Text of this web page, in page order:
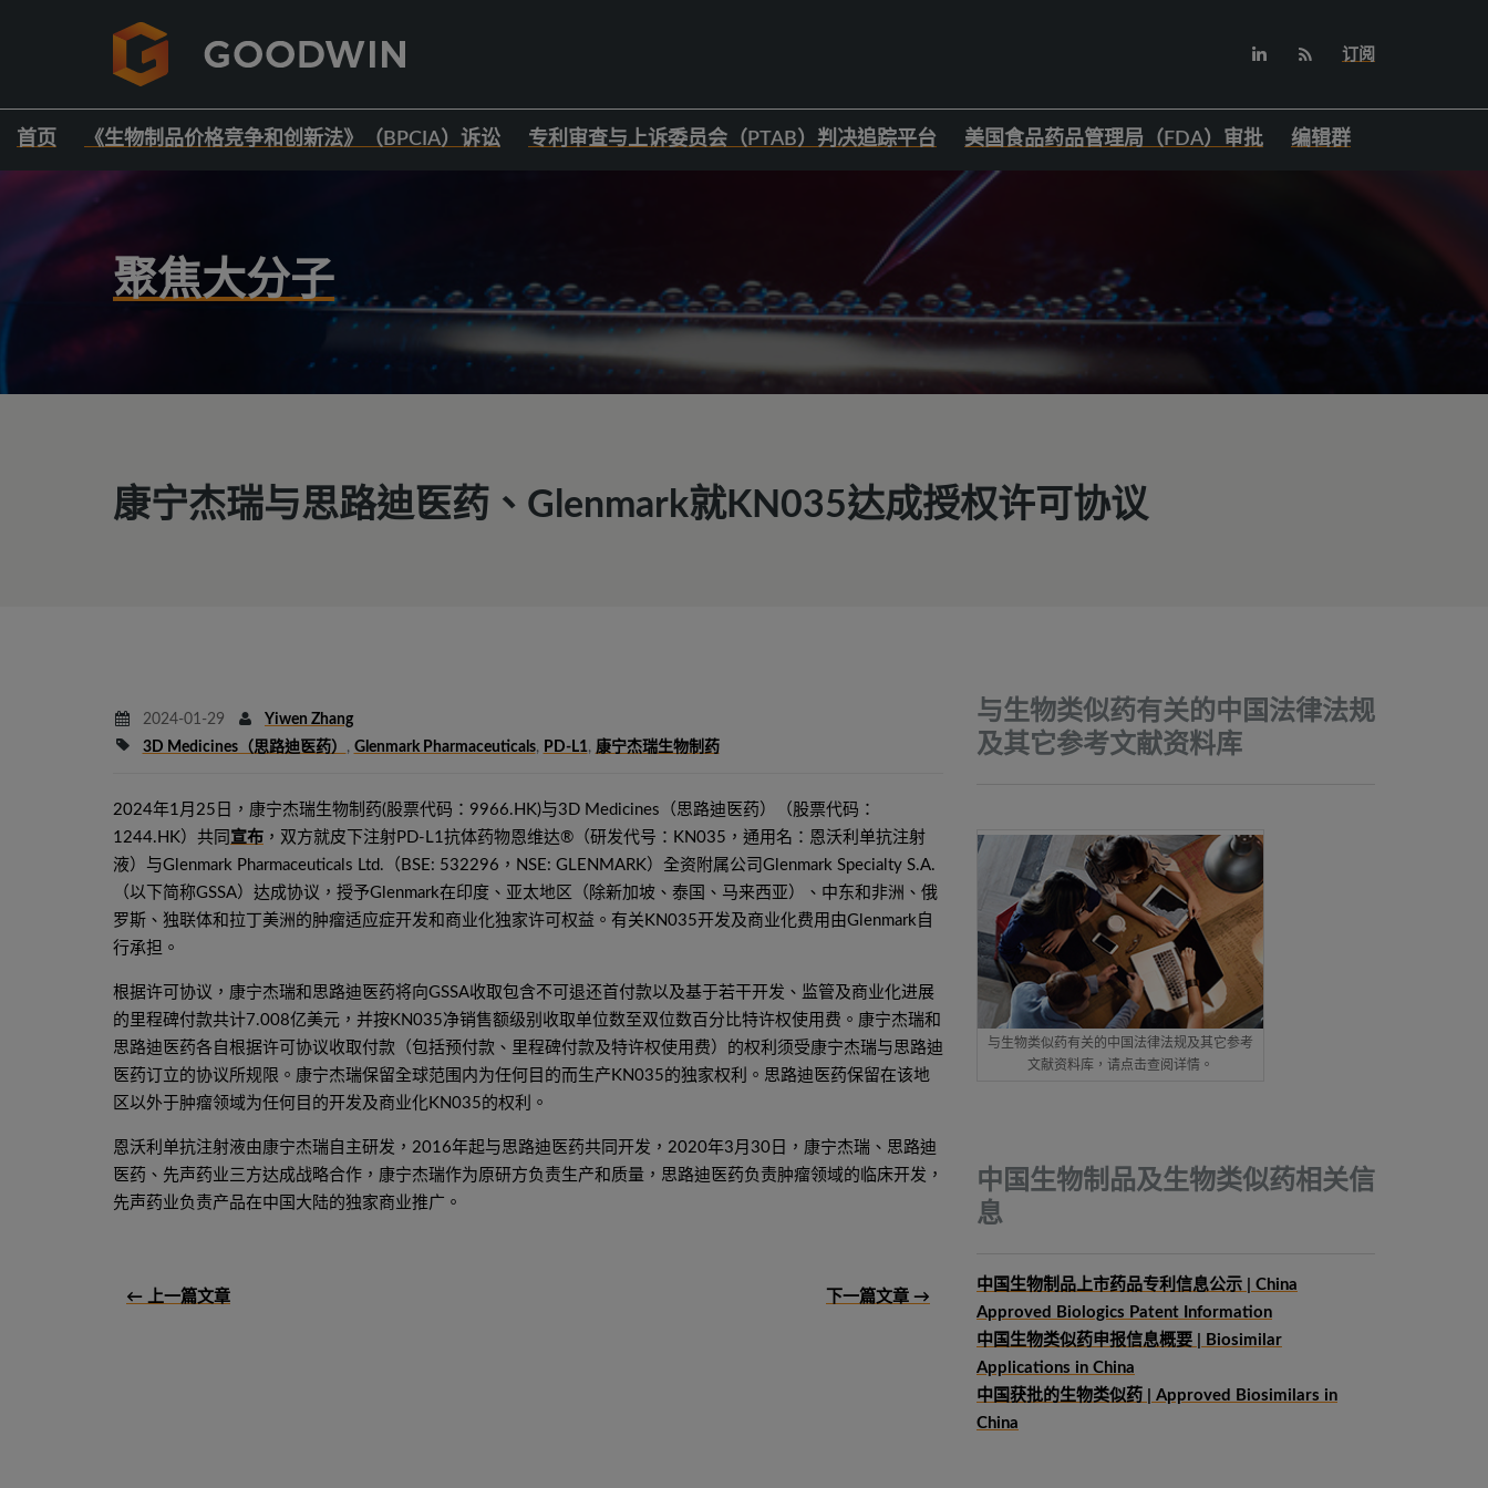
订阅
首页 《生物制品价格竞争和创新法》（BPCIA）诉讼 专利审查与上诉委员会（PTAB）判决追踪平台 美国食品药品管理局（FDA）审批 编辑群
聚焦大分子
康宁杰瑞与思路迪医药、Glenmark就KN035达成授权许可协议
2024-01-29
Yiwen Zhang
3D Medicines（思路迪医药）
, Glenmark Pharmaceuticals, PD-L1, 康宁杰瑞生物制药
2024年1月25日，康宁杰瑞生物制药(股票代码：9966.HK)与3D Medicines（思路迪医药）（股票代码：
1244.HK）共同 宣布 ，双方就皮下注射PD-L1抗体药物恩维达®（研发代号：KN035，通用名：恩沃利单抗注射
液）与Glenmark Pharmaceuticals Ltd.（BSE: 532296，NSE: GLENMARK）全资附属公司Glenmark Specialty S.A.
（以下简称GSSA）达成协议，授予Glenmark在印度、亚太地区（除新加坡、泰国、马来西亚）、中东和非洲、俄
罗斯、独联体和拉丁美洲的肿瘤适应症开发和商业化独家许可权益。有关KN035开发及商业化费用由Glenmark自
行承担。
根据许可协议，康宁杰瑞和思路迪医药将向GSSA收取包含不可退还首付款以及基于若干开发、监管及商业化进展
的里程碑付款共计7.008亿美元，并按KN035净销售额级别收取单位数至双位数百分比特许权使用费。康宁杰瑞和
思路迪医药各自根据许可协议收取付款（包括预付款、里程碑付款及特许权使用费）的权利须受康宁杰瑞与思路迪
医药订立的协议所规限。康宁杰瑞保留全球范围内为任何目的而生产KN035的独家权利。思路迪医药保留在该地
区以外于肿瘤领域为任何目的开发及商业化KN035的权利。
恩沃利单抗注射液由康宁杰瑞自主研发，2016年起与思路迪医药共同开发，2020年3月30日，康宁杰瑞、思路迪
医药、先声药业三方达成战略合作，康宁杰瑞作为原研方负责生产和质量，思路迪医药负责肿瘤领域的临床开发，
先声药业负责产品在中国大陆的独家商业推广。
← 上一篇文章 下一篇文章 →
与生物类似药有关的中国法律法规
及其它参考文献资料库
与生物类似药有关的中国法律法规及其它参考
文献资料库，请点击查阅详情。
中国生物制品及生物类似药相关信
息
中国生物制品上市药品专利信息公示 | China
Approved Biologics Patent Information
中国生物类似药申报信息概要 | Biosimilar
Applications in China
中国获批的生物类似药 | Approved Biosimilars in
China